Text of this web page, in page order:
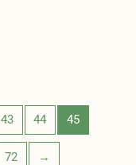
43 44 45
72 →